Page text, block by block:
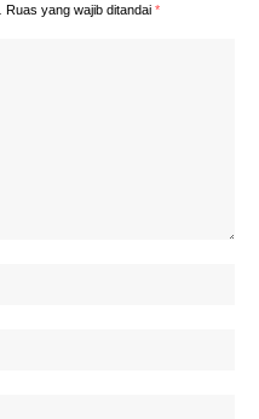
Ruas yang wajib ditandai *